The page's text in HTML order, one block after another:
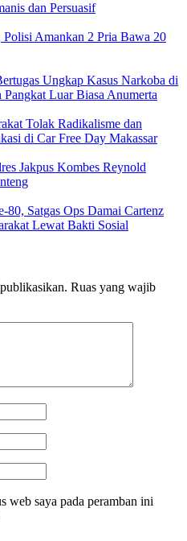
dan Persuasif
Amankan 2 Pria Bawa 20
Ungkap Kasus Narkoba di
Luar Biasa Anumerta
Tolak Radikalisme dan
di Car Free Day Makassar
Jakpus Kombes Reynold
Satgas Ops Damai Cartenz
Lewat Bakti Sosial
Ruas yang wajib
web saya pada peramban ini